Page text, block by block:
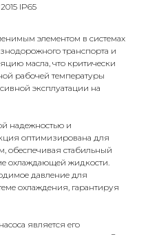
IP65
элементом в системах
транспорта и
масла, что критически
рабочей температуры
эксплуатации на
надежностью и
оптимизирована для
обеспечивая стабильный
охлаждающей жидкости.
давление для
охлаждения, гарантируя
является его